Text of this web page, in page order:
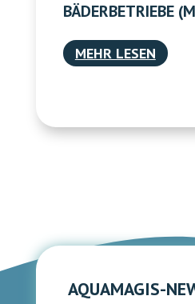
BÄDERBETRIEBE
MEHR LESEN
AQUAMAGIS-